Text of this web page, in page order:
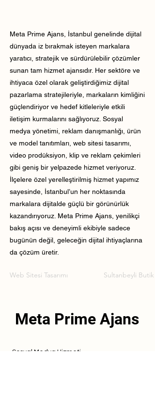
Meta Prime Ajans, İstanbul genelinde dijital
dünyada iz bırakmak isteyen markalara
yaratıcı, stratejik ve sürdürülebilir çözümler
sunan tam hizmet ajansıdır. Her sektöre ve
ihtiyaca özel olarak geliştirdiğimiz dijital
pazarlama stratejileriyle, markaların kimliğini
güçlendiriyor ve hedef kitleleriyle etkili
iletişim kurmalarını sağlıyoruz. Sosyal
medya yönetimi, reklam danışmanlığı, ürün
ve model tanıtımları, web sitesi tasarımı,
video prodüksiyon, klip ve reklam çekimleri
gibi geniş bir yelpazede hizmet veriyoruz.
İlçelere özel yerelleştirilmiş hizmet yapımız
sayesinde, İstanbul’un her noktasında
markalara dijitalde güçlü bir görünürlük
kazandırıyoruz. Meta Prime Ajans, yenilikçi
bakış açısı ve deneyimli ekibiyle sadece
bugünün değil, geleceğin dijital ihtiyaçlarına
da çözüm üretir.
Web Sitesi Tasarımı Sultanbeyli Butik
Meta Prime Ajans
Sosyal Medya Hizmeti